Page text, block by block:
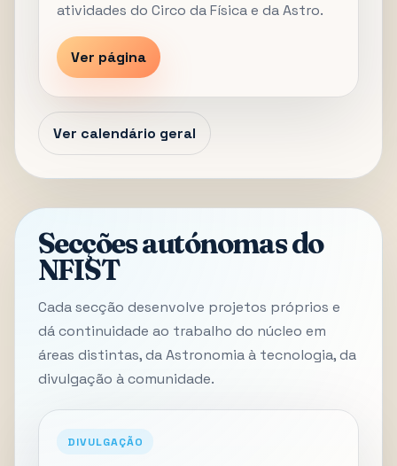
atividades do Circo da Física e da Astro.
Ver página
Ver calendário geral
Secções autónomas do
NFIST
Cada secção desenvolve projetos próprios e
dá continuidade ao trabalho do núcleo em
áreas distintas, da Astronomia à tecnologia, da
divulgação à comunidade.
DIVULGAÇÃO